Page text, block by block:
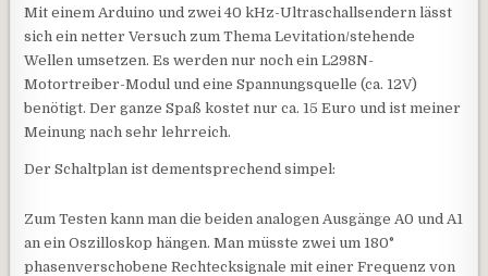
Mit einem Arduino und zwei 40 kHz-Ultraschallsendern lässt
sich ein netter Versuch zum Thema Levitation/stehende
Wellen umsetzen. Es werden nur noch ein L298N-
Motortreiber-Modul und eine Spannungsquelle (ca. 12V)
benötigt. Der ganze Spaß kostet nur ca. 15 Euro und ist meiner
Meinung nach sehr lehrreich.
Der Schaltplan ist dementsprechend simpel:
Zum Testen kann man die beiden analogen Ausgänge A0 und A1
an ein Oszilloskop hängen. Man müsste zwei um 180°
phasenverschobene Rechtecksignale mit einer Frequenz von